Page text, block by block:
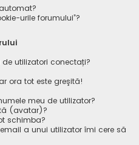
urile forumului”?
utilizatori conectați?
ora tot este greşită!
meu de utilizator?
(avatar)?
schimba?
a unui utilizator îmi cere să